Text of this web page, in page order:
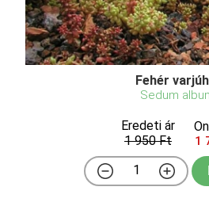
Fehér
Sedum
Eredeti ár
1 950 Ft
1